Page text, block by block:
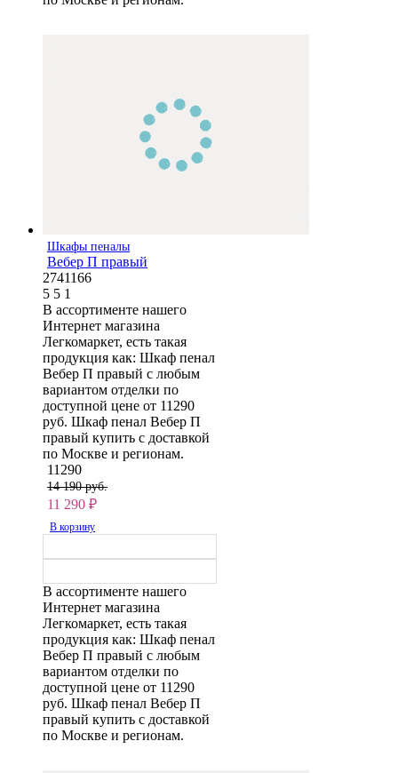
Шкафы пеналы
Вебер П правый
2741166
5 5 1
В ассортименте нашего
Интернет магазина
Легкомаркет, есть такая
продукция как: Шкаф пенал
Вебер П правый с любым
вариантом отделки по
доступной цене от 11290
руб. Шкаф пенал Вебер П
правый купить с доставкой
по Москве и регионам.
11290
14 190 руб.
11 290 ₽
В корзину
В ассортименте нашего
Интернет магазина
Легкомаркет, есть такая
продукция как: Шкаф пенал
Вебер П правый с любым
вариантом отделки по
доступной цене от 11290
руб. Шкаф пенал Вебер П
правый купить с доставкой
по Москве и регионам.